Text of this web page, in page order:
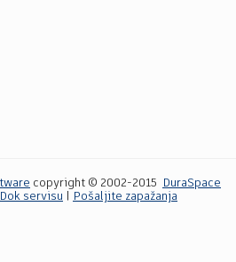
copyright © 2002-2015
DuraSpace
servisu
Pošaljite zapažanja